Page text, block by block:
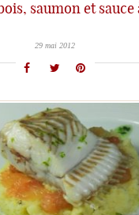
saumon et sauce
29 mai 2012